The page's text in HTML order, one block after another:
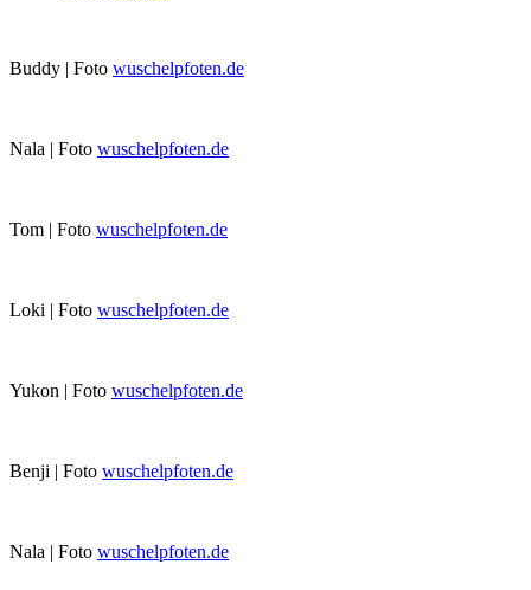
Buddy | Foto wuschelpfoten.de
Nala | Foto wuschelpfoten.de
Tom | Foto wuschelpfoten.de
Loki | Foto wuschelpfoten.de
Yukon | Foto wuschelpfoten.de
Benji | Foto wuschelpfoten.de
Nala | Foto wuschelpfoten.de